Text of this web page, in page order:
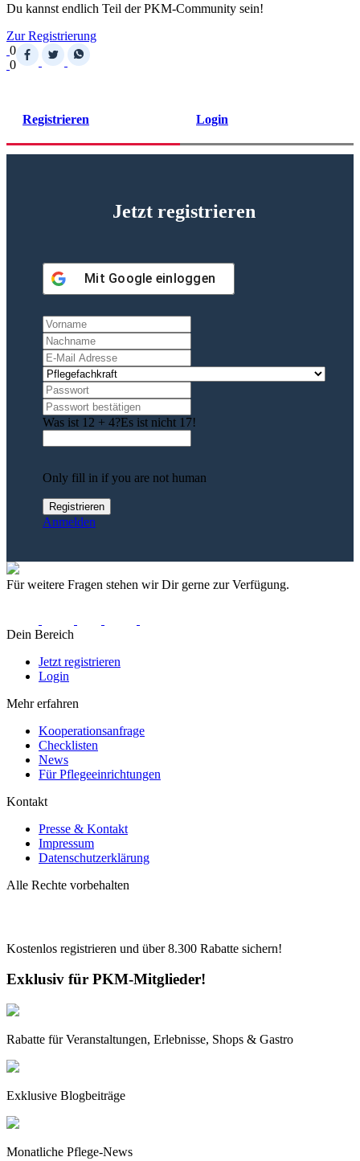
Du kannst endlich Teil der PKM-Community sein!
Zur Registrierung
0
0
Registrieren Login
Jetzt registrieren
Mit Google einloggen
Was ist 12 + 4?Es ist nicht 17!
Only fill in if you are not human
Anmelden
Für weitere Fragen stehen wir Dir gerne zur Verfügung.
Dein Bereich
Jetzt registrieren
Login
Mehr erfahren
Kooperationsanfrage
Checklisten
News
Für Pflegeeinrichtungen
Kontakt
Presse & Kontakt
Impressum
Datenschutzerklärung
Alle Rechte vorbehalten
Kostenlos registrieren und über8.300 Rabatte sichern!
Exklusiv für PKM-Mitglieder!
Rabatte für Veranstaltungen, Erlebnisse, Shops & Gastro
Exklusive Blogbeiträge
Monatliche Pflege-News